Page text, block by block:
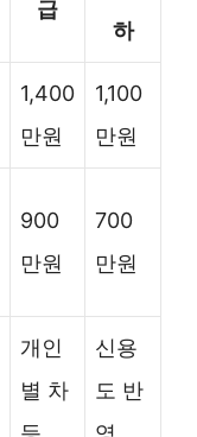
급
하
1,400
만원
1,100
만원
900
만원
700
만원
개인
별 차
신용
도 반